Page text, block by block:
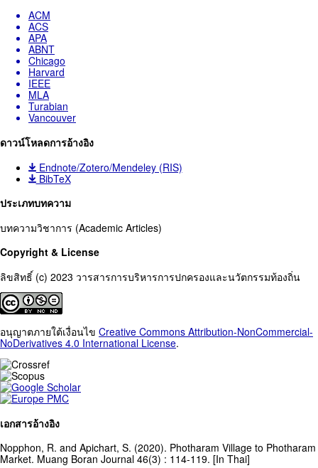
ACM
ACS
APA
ABNT
Chicago
Harvard
IEEE
MLA
Turabian
Vancouver
ดาวน์โหลดการอ้างอิง
Endnote/Zotero/Mendeley (RIS)
BibTeX
ประเภทบทความ
บทความวิชาการ (Academic Articles)
Copyright & License
ลิขสิทธิ์ (c) 2023 วารสารการบริหารการปกครองและนวัตกรรมท้องถิ่น
อนุญาตภายใต้เงื่อนไข Creative Commons Attribution-NonCommercial-
NoDerivatives 4.0 International License.
เอกสารอ้างอิง
Nopphon, R. and Apichart, S. (2020). Photharam Village to Photharam
Market. Muang Boran Journal 46(3) : 114-119. [In Thai]